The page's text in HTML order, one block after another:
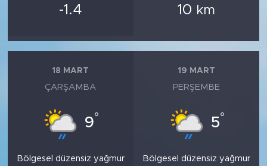
-1.4 10 km
18 MART
ÇARŞAMBA
9°
Bölgesel düzensiz yağmur
19 MART
PERŞEMBE
5°
Bölgesel düzensiz yağmur